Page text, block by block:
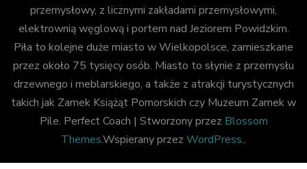
przemysłowy, z licznymi zakładami przemysłowymi,
elektrownią węglową i portem nad Jeziorem Powidzkim.
Piła to kolejne duże miasto w Wielkopolsce, zamieszkane
przez około 75 tysięcy osób. Miasto to słynie z przemysłu
drzewnego i meblarskiego, a także z atrakcji turystycznych
takich jak Zamek Książąt Pomorskich czy Muzeum Zamek w
Pile. Perfect Coach | Stworzony przez Blossom
Themes.Wspierany przez WordPress..